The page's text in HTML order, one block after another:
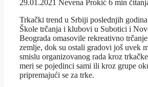
29.01.2021 Nevena Prokić 6 min
Trkački trend u Srbiji poslednjih godina
Škole trčanja i klubovi u Subotici i
Beograda omasovile rekreativno
zemlje, dok su ostali gradovi još uvek
smislu organizovanog rada kroz
meri se pojedinci sami ili kroz grupe
pripremajući se za trke.